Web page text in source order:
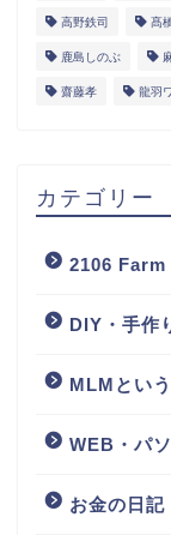
高野鉄司 髙
鹿島しのぶ
齋藤孝 龍羽
カテゴリー
2106 Farm
DIY・手作
MLMとい
WEB・パ
お金の日記